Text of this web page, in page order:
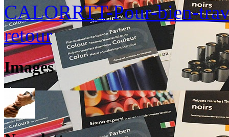
CALORRTT-Pour-bien-
retour
Images